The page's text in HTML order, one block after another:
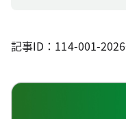
記事ID：114-001-